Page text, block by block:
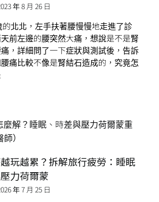
年 8 月 26 日
北北，左手扶著腰慢慢地走進了診
前左邊的腰突然大痛，想說是不是腎
，詳細問了一下症狀與測試後，告訴
痛比較不像是腎結石造成的，究竟怎
玩越累？拆解旅行疲勞：睡眠
力荷爾蒙
年 7 月 25 日